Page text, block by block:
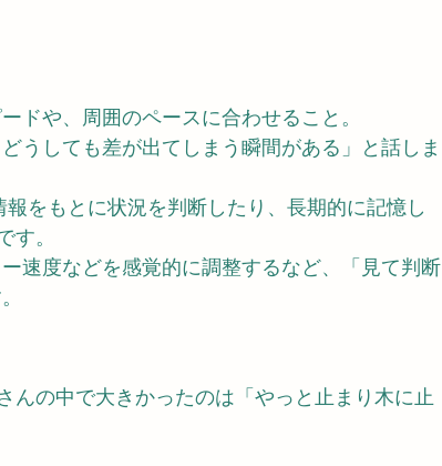
ドや、周囲のペースに合わせること。
うしても差が出てしまう瞬間がある」と話しま
をもとに状況を判断したり、長期的に記憶し
す。
速度などを感覚的に調整するなど、「見て判断
んの中で大きかったのは「やっと止まり木に止